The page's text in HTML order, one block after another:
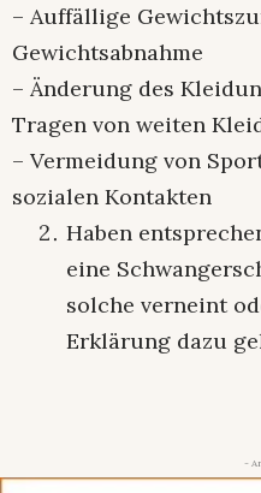
– Auffällige
Gewichtsabnahme
– Änderung des
Tragen von weiten
– Vermeidung von
sozialen Kontakten
Haben
eine
solche verneint
Erklärung dazu
-